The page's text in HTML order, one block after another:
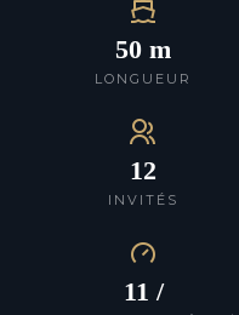
50 m
LONGUEUR
12
INVITÉS
11 /